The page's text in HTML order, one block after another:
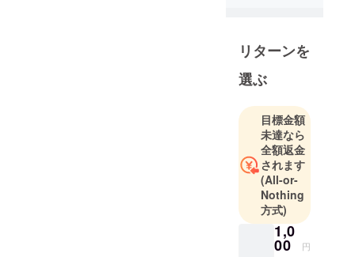
リターンを
選ぶ
目標金額
未達なら
全額返金
されます
(All-or-
Nothing
方式)
1,0
00 円